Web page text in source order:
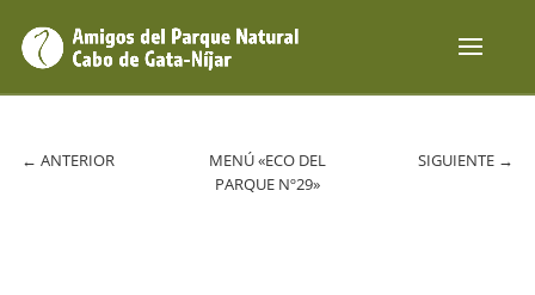
← ANTERIOR
MENÚ «ECO DEL
PARQUE Nº29»
SIGUIENTE →